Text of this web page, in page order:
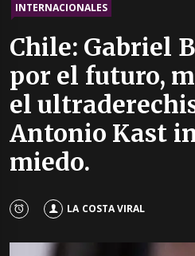
INTERNACIONALES
Chile: Gabriel
por el futuro,
el
Antonio Kast
miedo.
LA COSTA VIRAL